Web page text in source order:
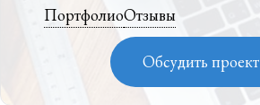
ПортфолиоОтзывы
Обсудить проект